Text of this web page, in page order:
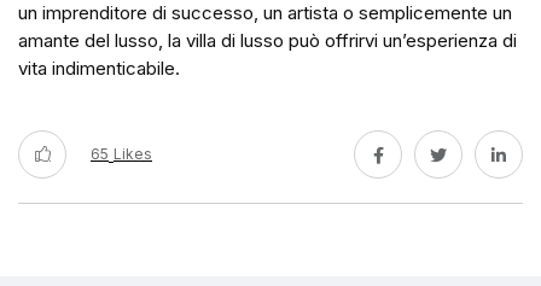
un imprenditore di successo, un artista o semplicemente un
amante del lusso, la villa di lusso può offrirvi un’esperienza di
vita indimenticabile.
65 Likes